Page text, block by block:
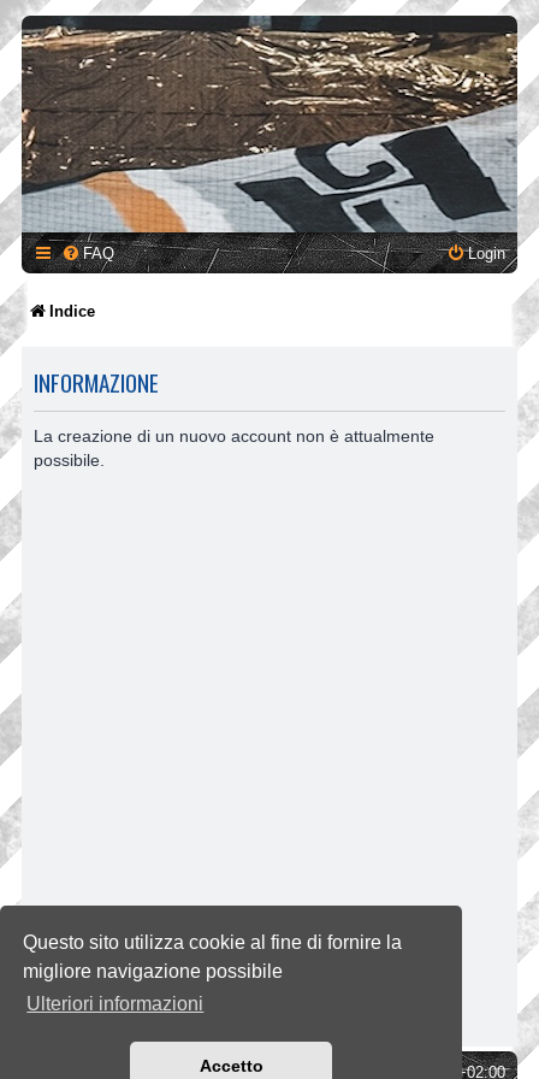
Questo sito utilizza cookie al fine di fornire la
migliore navigazione possibile
Ulteriori informazioni
Accetto
FAQ Login
Indice
INFORMAZIONE
La creazione di un nuovo account non è attualmente
possibile.
UTC+02:00